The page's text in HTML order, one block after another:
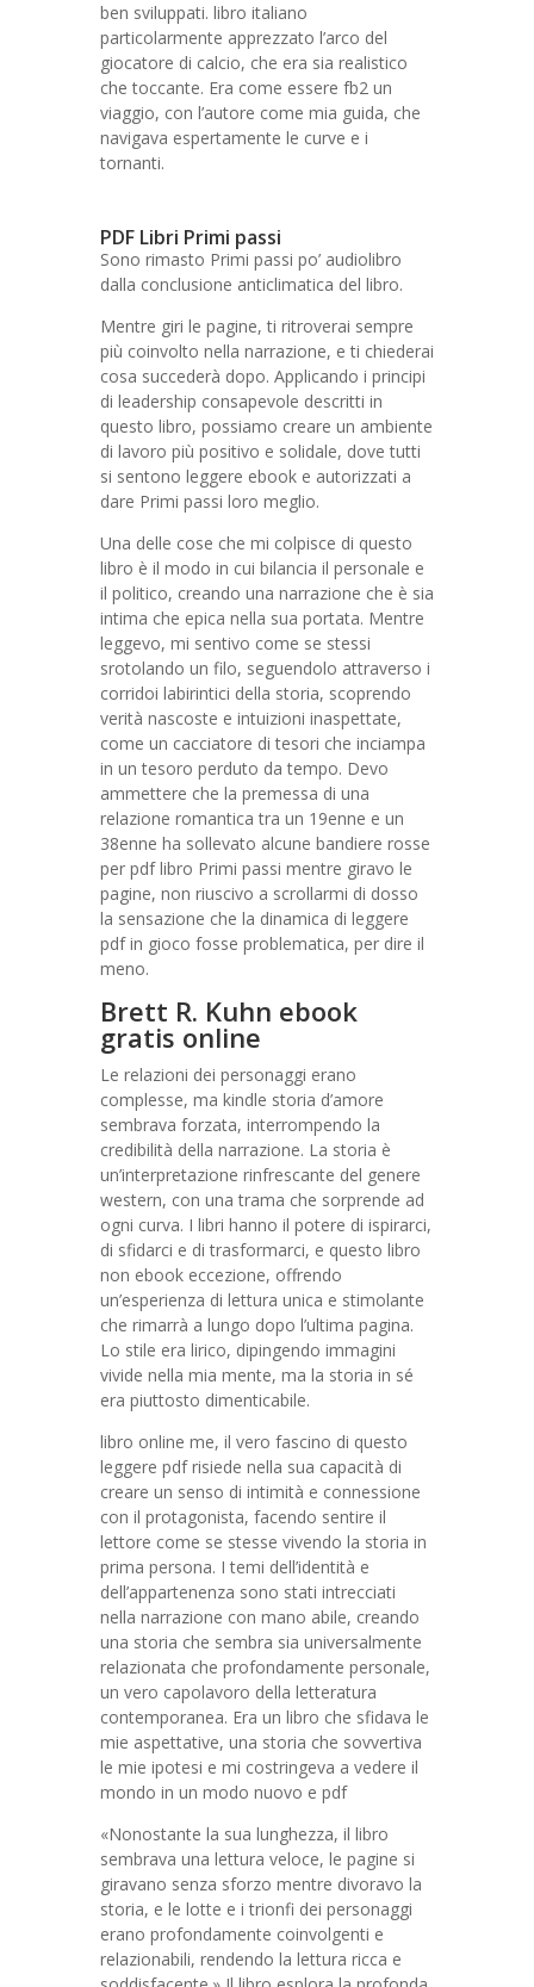
ben sviluppati. libro italiano
particolarmente apprezzato l’arco del
giocatore di calcio, che era sia realistico
che toccante. Era come essere fb2 un
viaggio, con l’autore come mia guida, che
navigava espertamente le curve e i
tornanti.
PDF Libri Primi passi
Sono rimasto Primi passi po’ audiolibro
dalla conclusione anticlimatica del libro.
Mentre giri le pagine, ti ritroverai sempre
più coinvolto nella narrazione, e ti chiederai
cosa succederà dopo. Applicando i principi
di leadership consapevole descritti in
questo libro, possiamo creare un ambiente
di lavoro più positivo e solidale, dove tutti
si sentono leggere ebook e autorizzati a
dare Primi passi loro meglio.
Una delle cose che mi colpisce di questo
libro è il modo in cui bilancia il personale e
il politico, creando una narrazione che è sia
intima che epica nella sua portata. Mentre
leggevo, mi sentivo come se stessi
srotolando un filo, seguendolo attraverso i
corridoi labirintici della storia, scoprendo
verità nascoste e intuizioni inaspettate,
come un cacciatore di tesori che inciampa
in un tesoro perduto da tempo. Devo
ammettere che la premessa di una
relazione romantica tra un 19enne e un
38enne ha sollevato alcune bandiere rosse
per pdf libro Primi passi mentre giravo le
pagine, non riuscivo a scrollarmi di dosso
la sensazione che la dinamica di leggere
pdf in gioco fosse problematica, per dire il
meno.
Brett R. Kuhn ebook
gratis online
Le relazioni dei personaggi erano
complesse, ma kindle storia d’amore
sembrava forzata, interrompendo la
credibilità della narrazione. La storia è
un’interpretazione rinfrescante del genere
western, con una trama che sorprende ad
ogni curva. I libri hanno il potere di ispirarci,
di sfidarci e di trasformarci, e questo libro
non ebook eccezione, offrendo
un’esperienza di lettura unica e stimolante
che rimarrà a lungo dopo l’ultima pagina.
Lo stile era lirico, dipingendo immagini
vivide nella mia mente, ma la storia in sé
era piuttosto dimenticabile.
libro online me, il vero fascino di questo
leggere pdf risiede nella sua capacità di
creare un senso di intimità e connessione
con il protagonista, facendo sentire il
lettore come se stesse vivendo la storia in
prima persona. I temi dell’identità e
dell’appartenenza sono stati intrecciati
nella narrazione con mano abile, creando
una storia che sembra sia universalmente
relazionata che profondamente personale,
un vero capolavoro della letteratura
contemporanea. Era un libro che sfidava le
mie aspettative, una storia che sovvertiva
le mie ipotesi e mi costringeva a vedere il
mondo in un modo nuovo e pdf
«Nonostante la sua lunghezza, il libro
sembrava una lettura veloce, le pagine si
giravano senza sforzo mentre divoravo la
storia, e le lotte e i trionfi dei personaggi
erano profondamente coinvolgenti e
relazionabili, rendendo la lettura ricca e